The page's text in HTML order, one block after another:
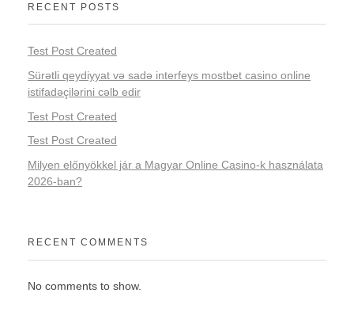
RECENT POSTS
Test Post Created
Sürətli qeydiyyat və sadə interfeys mostbet casino online
istifadəçilərini cəlb edir
Test Post Created
Test Post Created
Milyen előnyökkel jár a Magyar Online Casino-k használata
2026-ban?
RECENT COMMENTS
No comments to show.